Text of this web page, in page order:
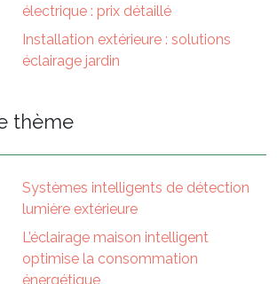
électrique : prix détaillé
Installation extérieure : solutions
éclairage jardin
thème
Systèmes intelligents de détection
lumière extérieure
L’éclairage maison intelligent
optimise la consommation
énergétique